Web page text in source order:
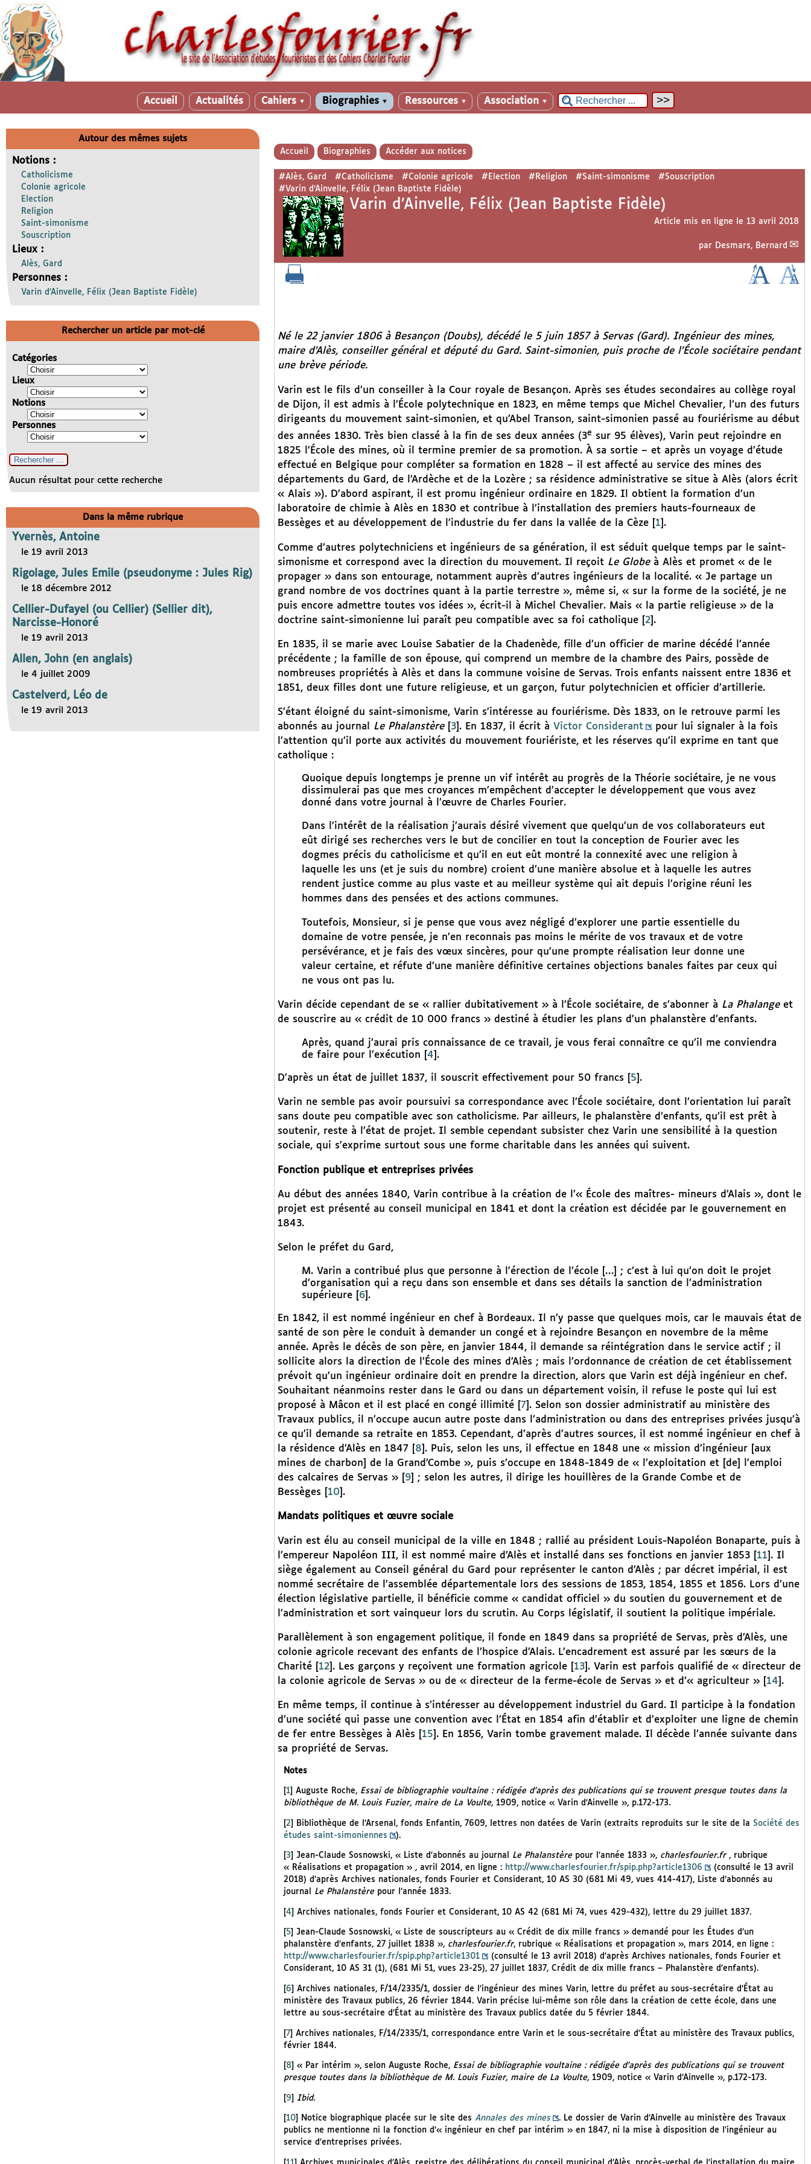
Accueil Actualités Cahiers ▼ Biographies ▼ Ressources ▼ Association ▼
Accueil Biographies Accéder aux notices
#Alès, Gard #Catholicisme #Colonie agricole #Election #Religion #Saint-simonisme
#Souscription
#Varin d’Ainvelle, Félix (Jean Baptiste Fidèle)
Varin d’Ainvelle, Félix (Jean Baptiste Fidèle)
Article mis en ligne le 13 avril 2018
par Desmars, Bernard
Né le 22 janvier 1806 à Besançon (Doubs), décédé le 5 juin 1857 à Servas (Gard). Ingénieur des mines,
maire d’Alès, conseiller général et député du Gard. Saint-simonien, puis proche de l’École sociétaire pendant
une brève période.
Varin est le fils d’un conseiller à la Cour royale de Besançon. Après ses études secondaires au collège royal
de Dijon, il est admis à l’École polytechnique en 1823, en même temps que Michel Chevalier, l’un des futurs
dirigeants du mouvement saint-simonien, et qu’Abel Transon, saint-simonien passé au fouriérisme au début
des années 1830. Très bien classé à la fin de ses deux années (3e sur 95 élèves), Varin peut rejoindre en
1825 l’École des mines, où il termine premier de sa promotion. À sa sortie – et après un voyage d’étude
effectué en Belgique pour compléter sa formation en 1828 – il est affecté au service des mines des
départements du Gard, de l’Ardèche et de la Lozère ; sa résidence administrative se situe à Alès (alors écrit
« Alais »). D’abord aspirant, il est promu ingénieur ordinaire en 1829. Il obtient la formation d’un
laboratoire de chimie à Alès en 1830 et contribue à l’installation des premiers hauts-fourneaux de
Bessèges et au développement de l’industrie du fer dans la vallée de la Cèze[ 1 .
Comme d’autres polytechniciens et ingénieurs de sa génération, il est séduit quelque temps par le saint-
simonisme et correspond avec la direction du mouvement. Il reçoit Le Globe à Alès et promet « de le
propager » dans son entourage, notamment auprès d’autres ingénieurs de la localité. « Je partage un
grand nombre de vos doctrines quant à la partie terrestre », même si, « sur la forme de la société, je ne
puis encore admettre toutes vos idées », écrit-il à Michel Chevalier. Mais « la partie religieuse » de la
doctrine saint-simonienne lui paraît peu compatible avec sa foi catholique[ 2] .
En 1835, il se marie avec Louise Sabatier de la Chadenède, fille d’un officier de marine décédé l’année
précédente ; la famille de son épouse, qui comprend un membre de la chambre des Pairs, possède de
nombreuses propriétés à Alès et dans la commune voisine de Servas. Trois enfants naissent entre 1836 et
1851, deux filles dont une future religieuse, et un garçon, futur polytechnicien et officier d’artillerie.
S’étant éloigné du saint-simonisme, Varin s’intéresse au fouriérisme. Dès 1833, on le retrouve parmi les
abonnés au journal Le Phalanstère[ 3] . En 1837, il écrit à Victor Considerant
pour lui signaler à la fois
l’attention qu’il porte aux activités du mouvement fouriériste, et les réserves qu’il exprime en tant que
catholique :
Quoique depuis longtemps je prenne un vif intérêt au progrès de la Théorie sociétaire, je ne vous
dissimulerai pas que mes croyances m’empêchent d’accepter le développement que vous avez
donné dans votre journal à l’œuvre de Charles Fourier.
Dans l’intérêt de la réalisation j’aurais désiré vivement que quelqu’un de vos collaborateurs eut
eût dirigé ses recherches vers le but de concilier en tout la conception de Fourier avec les
dogmes précis du catholicisme et qu’il en eut eût montré la connexité avec une religion à
laquelle les uns (et je suis du nombre) croient d’une manière absolue et à laquelle les autres
rendent justice comme au plus vaste et au meilleur système qui ait depuis l’origine réuni les
hommes dans des pensées et des actions communes.
Toutefois, Monsieur, si je pense que vous avez négligé d’explorer une partie essentielle du
domaine de votre pensée, je n’en reconnais pas moins le mérite de vos travaux et de votre
persévérance, et je fais des vœux sincères, pour qu’une prompte réalisation leur donne une
valeur certaine, et réfute d’une manière définitive certaines objections banales faites par ceux qui
ne vous ont pas lu.
Varin décide cependant de se « rallier dubitativement » à l’École sociétaire, de s’abonner à La Phalange et
de souscrire au « crédit de 10 000 francs » destiné à étudier les plans d’un phalanstère d’enfants.
Après, quand j’aurai pris connaissance de ce travail, je vous ferai connaître ce qu’il me conviendra
de faire pour l’exécution
4 .
D’après un état de juillet 1837, il souscrit effectivement pour 50 francs 5 .
Varin ne semble pas avoir poursuivi sa correspondance avec l’École sociétaire, dont l’orientation lui paraît
sans doute peu compatible avec son catholicisme. Par ailleurs, le phalanstère d’enfants, qu’il est prêt à
soutenir, reste à l’état de projet. Il semble cependant subsister chez Varin une sensibilité à la question
sociale, qui s’exprime surtout sous une forme charitable dans les années qui suivent.
Fonction publique et entreprises privées
Au début des années 1840, Varin contribue à la création de l’« École des maîtres- mineurs d’Alais », dont le
projet est présenté au conseil municipal en 1841 et dont la création est décidée par le gouvernement en
1843.
Selon le préfet du Gard,
M. Varin a contribué plus que personne à l’érection de l’école […] ; c’est à lui qu’on doit le projet
d’organisation qui a reçu dans son ensemble et dans ses détails la sanction de l’administration
supérieure[ 6] .
En 1842, il est nommé ingénieur en chef à Bordeaux. Il n’y passe que quelques mois, car le mauvais état de
santé de son père le conduit à demander un congé et à rejoindre Besançon en novembre de la même
année. Après le décès de son père, en janvier 1844, il demande sa réintégration dans le service actif ; il
sollicite alors la direction de l’École des mines d’Alès ; mais l’ordonnance de création de cet établissement
prévoit qu’un ingénieur ordinaire doit en prendre la direction, alors que Varin est déjà ingénieur en chef.
Souhaitant néanmoins rester dans le Gard ou dans un département voisin, il refuse le poste qui lui est
proposé à Mâcon et il est placé en congé illimité[ 7 . Selon son dossier administratif au ministère des
Travaux publics, il n’occupe aucun autre poste dans l’administration ou dans des entreprises privées jusqu’à
ce qu’il demande sa retraite en 1853. Cependant, d’après d’autres sources, il est nommé ingénieur en chef à
la résidence d’Alès en 1847
8 . Puis, selon les uns, il effectue en 1848 une « mission d’ingénieur [aux
mines de charbon] de la Grand’Combe », puis s’occupe en 1848-1849 de « l’exploitation et [de] l’emploi
des calcaires de Servas »[ 9]
; selon les autres, il dirige les houillères de la Grande Combe et de
Bessèges
10 .
Mandats politiques et œuvre sociale
Varin est élu au conseil municipal de la ville en 1848 ; rallié au président Louis-Napoléon Bonaparte, puis à
l’empereur Napoléon III, il est nommé maire d’Alès et installé dans ses fonctions en janvier 1853[ 11 . Il
siège également au Conseil général du Gard pour représenter le canton d’Alès ; par décret impérial, il est
nommé secrétaire de l’assemblée départementale lors des sessions de 1853, 1854, 1855 et 1856. Lors d’une
élection législative partielle, il bénéficie comme « candidat officiel » du soutien du gouvernement et de
l’administration et sort vainqueur lors du scrutin. Au Corps législatif, il soutient la politique impériale.
Parallèlement à son engagement politique, il fonde en 1849 dans sa propriété de Servas, près d’Alès, une
colonie agricole recevant des enfants de l’hospice d’Alais. L’encadrement est assuré par les sœurs de la
Charité[ 12] . Les garçons y reçoivent une formation agricole[ 13] . Varin est parfois qualifié de « directeur de
la colonie agricole de Servas » ou de « directeur de la ferme-école de Servas » et d’« agriculteur »[ 14 .
En même temps, il continue à s’intéresser au développement industriel du Gard. Il participe à la fondation
d’une société qui passe une convention avec l’État en 1854 afin d’établir et d’exploiter une ligne de chemin
de fer entre Bessèges à Alès
15 . En 1856, Varin tombe gravement malade. Il décède l’année suivante dans
sa propriété de Servas.
Notes
1] Auguste Roche, Essai de bibliographie voultaine : rédigée d’après des publications qui se trouvent presque toutes dans la
bibliothèque de M. Louis Fuzier, maire de La Voulte, 1909, notice « Varin d’Ainvelle », p.172-173.
[2] Bibliothèque de l’Arsenal, fonds Enfantin, 7609, lettres non datées de Varin (extraits reproduits sur le site de la Société des
études saint-simoniennes
).
3 Jean-Claude Sosnowski, « Liste d’abonnés au journal Le Phalanstèrepour l’année 1833 », charlesfourier.fr, rubrique
« Réalisations et propagation » , avril 2014, en ligne : http://www.charlesfourier.fr/spip.php?article1306
(consulté le 13 avril
2018) d’après Archives nationales, fonds Fourier et Considerant, 10 AS 30 (681 Mi 49, vues 414-417), Liste d’abonnés au
journal
Le Phalanstèrepour l’année 1833.
[4] Archives nationales, fonds Fourier et Considerant, 10 AS 42 (681 Mi 74, vues 429-432), lettre du 29 juillet 1837.
5] Jean-Claude Sosnowski, « Liste de souscripteurs au « Crédit de dix mille francs » demandé pour les Études d’un
phalanstère d’enfants, 27 juillet 1838 », charlesfourier.fr, rubrique « Réalisations et propagation », mars 2014, en ligne :
http://www.charlesfourier.fr/spip.php?article1301
(consulté le 13 avril 2018) d’après Archives nationales, fonds Fourier et
Considerant, 10 AS 31 (1), (681 Mi 51, vues 23-25), 27 juillet 1837, Crédit de dix mille francs – Phalanstère d’enfants).
6
Archives nationales, F/14/2335/1, dossier de l’ingénieur des mines Varin, lettre du préfet au sous-secrétaire d’État au
ministère des Travaux publics, 26 février 1844. Varin précise lui-même son rôle dans la création de cette école, dans une
lettre au sous-secrétaire d’État au ministère des Travaux publics datée du 5 février 1844.
[7] Archives nationales, F/14/2335/1, correspondance entre Varin et le sous-secrétaire d’État au ministère des Travaux publics,
février 1844.
8] « Par intérim », selon Auguste Roche, Essai de bibliographie voultaine : rédigée d’après des publications qui se trouvent
presque toutes dans la bibliothèque de M. Louis Fuzier, maire de La Voulte, 1909, notice « Varin d’Ainvelle », p.172-173.
[9] Ibid.
10] Notice biographique placée sur le site des Annales des mines
. Le dossier de Varin d’Ainvelle au ministère des Travaux
publics ne mentionne ni la fonction d’« ingénieur en chef par intérim » en 1847, ni la mise à disposition de l’ingénieur au
service d’entreprises privées.
Autour des mêmes sujets
Notions :
Catholicisme
Colonie agricole
Election
Religion
Saint-simonisme
Souscription
Lieux :
Alès, Gard
Personnes :
Varin d’Ainvelle, Félix (Jean Baptiste Fidèle)
Rechercher un article par mot-clé
Catégories
Lieux
Notions
Personnes
Aucun résultat pour cette recherche
Dans la même rubrique
Yvernès, Antoine
le 19 avril 2013
Rigolage, Jules Emile (pseudonyme : Jules Rig)
le 18 décembre 2012
Cellier-Dufayel (ou Cellier) (Sellier dit),
Narcisse-Honoré
le 19 avril 2013
Allen, John (en anglais)
le 4 juillet 2009
Castelverd, Léo de
le 19 avril 2013